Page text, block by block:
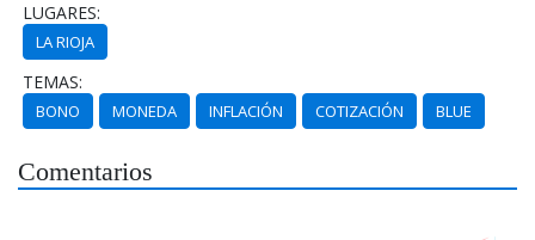
LUGARES:
LA RIOJA
TEMAS:
BONO MONEDA INFLACIÓN COTIZACIÓN BLUE
Comentarios